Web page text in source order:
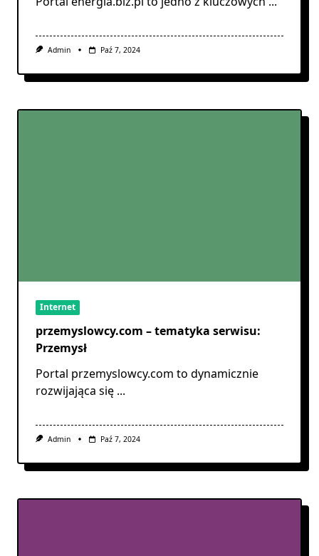
Admin Paź 7, 2024
Internet
przemyslowcy.com – tematyka serwisu:
Przemysł
Portal przemyslowcy.com to dynamicznie
rozwijająca się ...
Admin Paź 7, 2024